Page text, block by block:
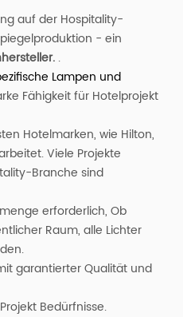
auf der Hospitality-
- ein
.
Lampen und
Fähigkeit für Hotelprojekt
Hotelmarken, wie Hilton,
Viele Projekte
Branche sind
erforderlich, Ob
Raum, alle Lichter
garantierter Qualität und
Bedürfnisse.